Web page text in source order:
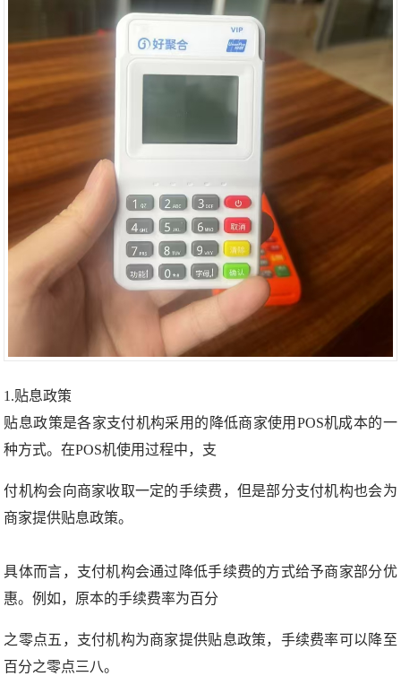
1.贴息政策
贴息政策是各家支付机构采用的降低商家使用POS机成本的一
种方式。在POS机使用过程中，支
付机构会向商家收取一定的手续费，但是部分支付机构也会为
商家提供贴息政策。
具体而言，支付机构会通过降低手续费的方式给予商家部分优
惠。例如，原本的手续费率为百分
之零点五，支付机构为商家提供贴息政策，手续费率可以降至
百分之零点三八。